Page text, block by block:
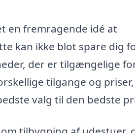
en fremragende idé at
kan ikke blot spare dig
der er tilgængelige
tilgange og
valg til den bedste